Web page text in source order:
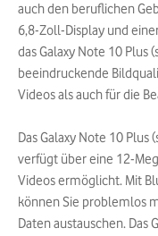
auch den beruflichen
6,8-Zoll-Display und
das Galaxy Note 10 Plus
beeindruckende
Videos als auch für die
Das Galaxy Note 10 Plus
verfügt über eine 12-
Videos ermöglicht. Mit
können Sie problemlos
Daten austauschen. Das